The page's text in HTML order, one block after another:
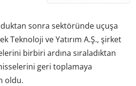
sonra sektöründe uçuşa
Teknoloji ve Yatırım A.Ş., şirket
birbiri ardına sıraladıktan
geri toplamaya
oldu.